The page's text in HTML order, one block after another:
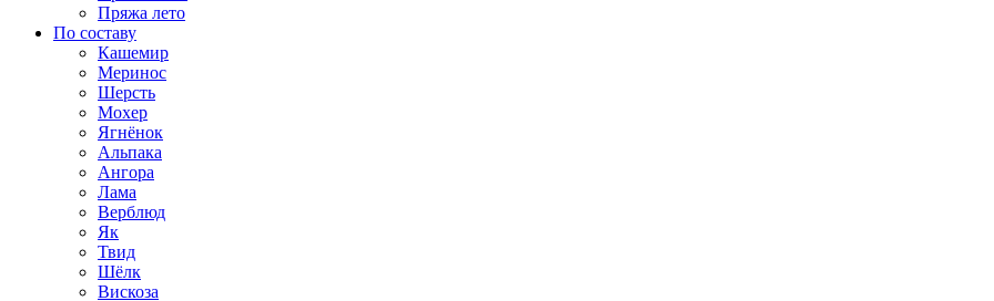
Пряжа лето
По составу
Кашемир
Меринос
Шерсть
Мохер
Ягнёнок
Альпака
Ангора
Лама
Верблюд
Як
Твид
Шёлк
Вискоза